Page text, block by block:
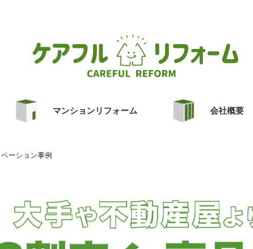
マンションリフォーム 会社概要
ーション事例